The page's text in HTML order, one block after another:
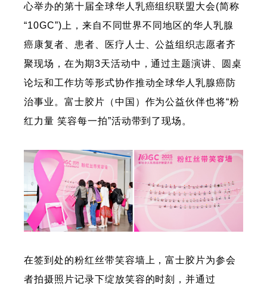
心举办的第十届全球华人乳癌组织联盟大会(简称
“10GC”)上，来自不同世界不同地区的华人乳腺
癌康复者、患者、医疗人士、公益组织志愿者齐
聚现场，在为期3天活动中，通过主题演讲、圆桌
论坛和工作坊等形式协作推动全球华人乳腺癌防
治事业。富士胶片（中国）作为公益伙伴也将“粉
红力量 笑容每一拍”活动带到了现场。
在签到处的粉红丝带笑容墙上，富士胶片为参会
者拍摄照片记录下绽放笑容的时刻，并通过